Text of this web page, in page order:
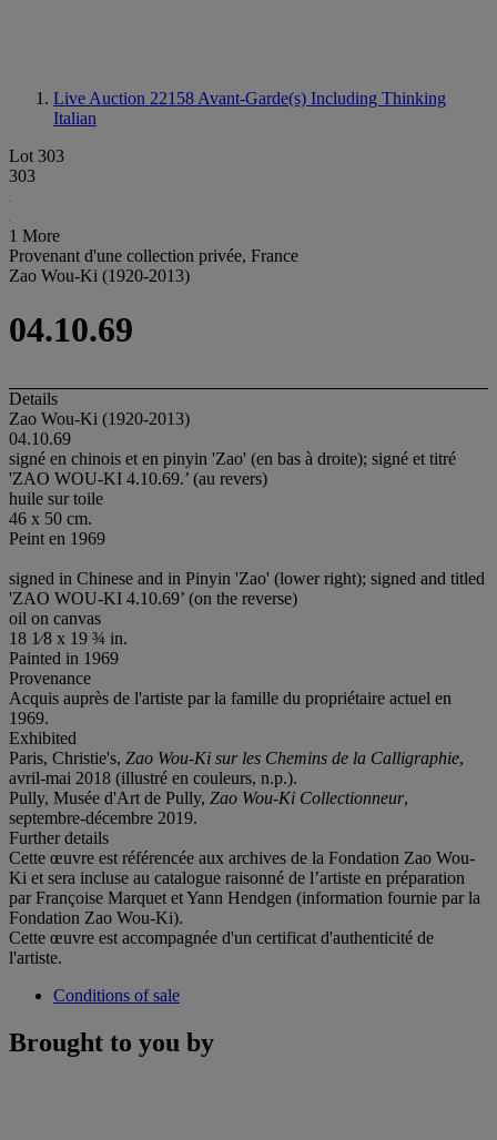
Live Auction 22158 Avant-Garde(s) Including Thinking
Italian
Lot 303
303
1 More
Provenant d'une collection privée, France
Zao Wou-Ki (1920-2013)
04.10.69
Details
Zao Wou-Ki (1920-2013)
04.10.69
signé en chinois et en pinyin 'Zao' (en bas à droite); signé et titré
'ZAO WOU-KI 4.10.69.’ (au revers)
huile sur toile
46 x 50 cm.
Peint en 1969
signed in Chinese and in Pinyin 'Zao' (lower right); signed and titled
'ZAO WOU-KI 4.10.69’ (on the reverse)
oil on canvas
18 1⁄8 x 19 ¾ in.
Painted in 1969
Provenance
Acquis auprès de l'artiste par la famille du propriétaire actuel en
1969.
Exhibited
Paris, Christie's, Zao Wou-Ki sur les Chemins de la Calligraphie,
avril-mai 2018 (illustré en couleurs, n.p.).
Pully, Musée d'Art de Pully, Zao Wou-Ki Collectionneur,
septembre-décembre 2019.
Further details
Cette œuvre est référencée aux archives de la Fondation Zao Wou-
Ki et sera incluse au catalogue raisonné de l’artiste en préparation
par Françoise Marquet et Yann Hendgen (information fournie par la
Fondation Zao Wou-Ki).
Cette œuvre est accompagnée d'un certificat d'authenticité de
l'artiste.
Conditions of sale
Brought to you by